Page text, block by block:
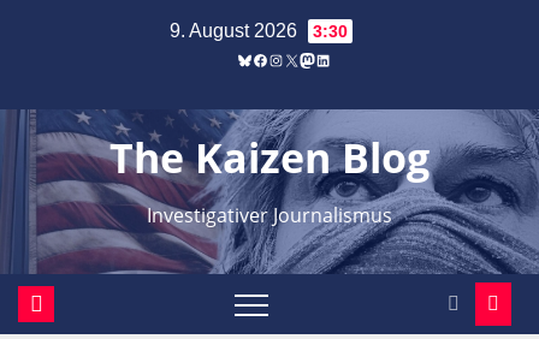
9. August 2026 3:30
Bluesky
Facebook
Instagram
X Mastodon
LinkedIn
The Kaizen Blog
Investigativer Journalismus